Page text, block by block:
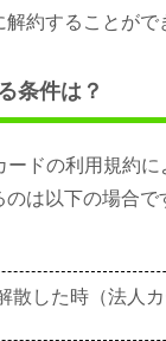
約することがで
条件は？
ードの利用規約
は以下の場合で
散した時（法人